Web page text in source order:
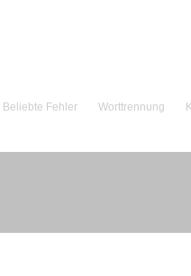
Beliebte Fehler Worttrennung